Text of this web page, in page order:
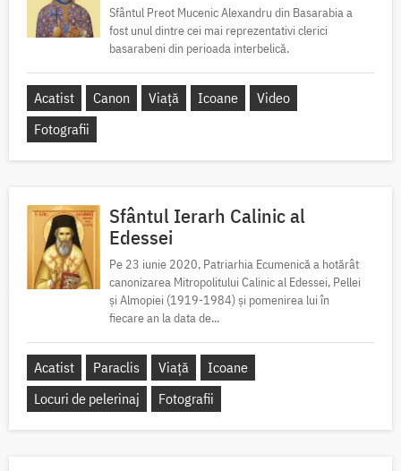
Sfântul Preot Mucenic Alexandru din Basarabia a
fost unul dintre cei mai reprezentativi clerici
basarabeni din perioada interbelică.
Acatist Canon Viață Icoane
Video
Fotografii
Sfântul Ierarh Calinic al
Edessei
Pe 23 iunie 2020, Patriarhia Ecumenică a hotărât
canonizarea Mitropolitului Calinic al Edessei, Pellei
și Almopiei (1919-1984) și pomenirea lui în
fiecare an la data de...
Acatist Paraclis Viață
Icoane
Locuri de pelerinaj
Fotografii